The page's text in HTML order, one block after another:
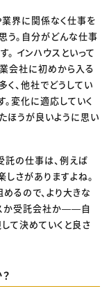
界に関係なく仕事を
う。自分がどんな仕事
インハウスといって
会社に初めから入る
、他社でどうしてい
変化に適応していく
ほうが良いように思い
託の仕事は、例えば
さがありますよね。
るので、より大きな
スか受託会社か――自
て決めていくと良さ